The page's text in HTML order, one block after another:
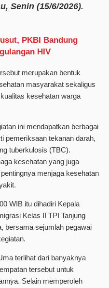
Senin (15/6/2026).
PKBI Bandung
HIV
merupakan bentuk
masyarakat sekaligus
kesehatan warga
ini mendapatkan berbagai
pemeriksaan tekanan darah,
tuberkulosis (TBC).
kesehatan yang juga
menjaga kesehatan
WIB itu dihadiri Kepala
Kelas II TPI Tanjung
bersama sejumlah pegawai
terlihat dari banyaknya
tersebut untuk
Selain memperoleh